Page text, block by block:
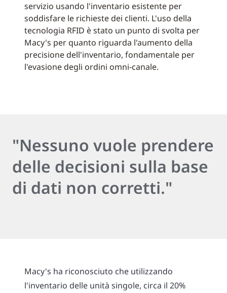
servizio usando l'inventario esistente per
soddisfare le richieste dei clienti. L'uso della
tecnologia RFID è stato un punto di svolta per
Macy's per quanto riguarda l'aumento della
precisione dell'inventario, fondamentale per
l'evasione degli ordini omni-canale.
"Nessuno vuole prendere
delle decisioni sulla base
di dati non corretti."
Macy's ha riconosciuto che utilizzando
l'inventario delle unità singole, circa il 20%